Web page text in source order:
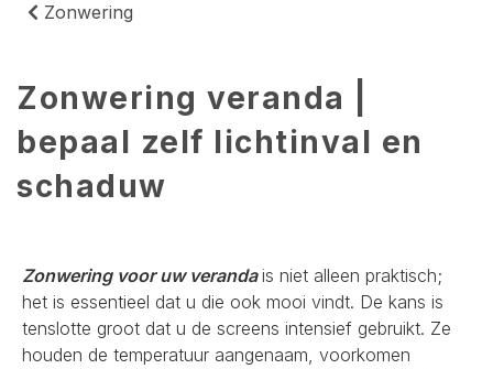
Zonwering
Zonwering veranda |
bepaal zelf lichtinval en
schaduw
Zonwering voor uw verandais niet alleen praktisch;
het is essentieel dat u die ook mooi vindt. De kans is
tenslotte groot dat u de screens intensief gebruikt. Ze
houden de temperatuur aangenaam, voorkomen